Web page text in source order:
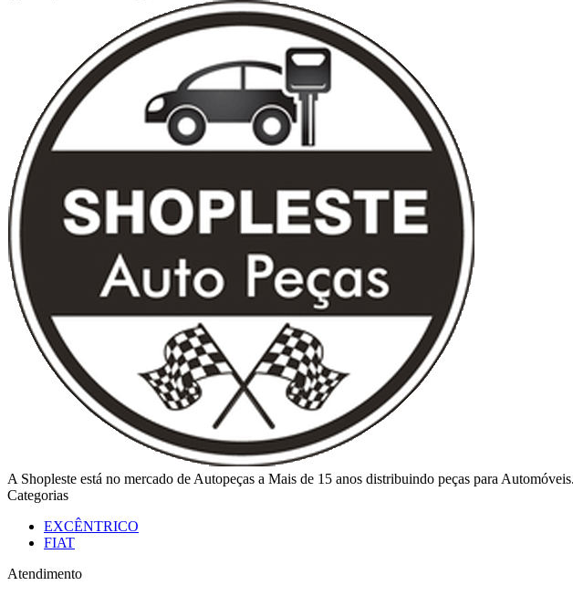
A Shopleste está no mercado de Autopeças a Mais de 15 anos distribuindo peças para
Categorias
EXCÊNTRICO
FIAT
Atendimento